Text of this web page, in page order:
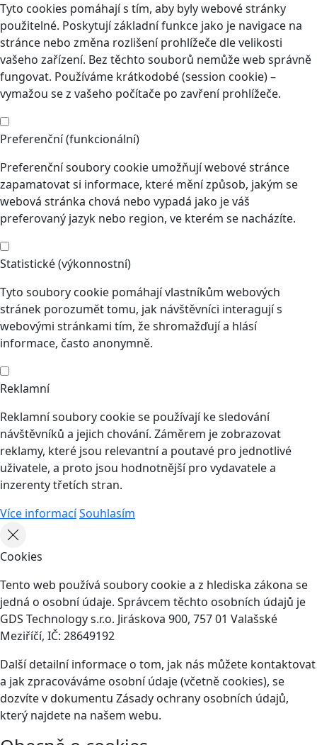
Tyto cookies pomáhají s tím, aby byly webové stránky
použitelné. Poskytují základní funkce jako je navigace na
stránce nebo změna rozlišení prohlížeče dle velikosti
vašeho zařízení. Bez těchto souborů nemůže web správně
fungovat. Používáme krátkodobé (session cookie) –
vymažou se z vašeho počítače po zavření prohlížeče.
Preferenční (funkcionální)
Preferenční soubory cookie umožňují webové stránce
zapamatovat si informace, které mění způsob, jakým se
webová stránka chová nebo vypadá jako je váš
preferovaný jazyk nebo region, ve kterém se nacházíte.
Statistické (výkonnostní)
Tyto soubory cookie pomáhají vlastníkům webových
stránek porozumět tomu, jak návštěvníci interagují s
webovými stránkami tím, že shromažďují a hlásí
informace, často anonymně.
Reklamní
Reklamní soubory cookie se používají ke sledování
návštěvníků a jejich chování. Záměrem je zobrazovat
reklamy, které jsou relevantní a poutavé pro jednotlivé
uživatele, a proto jsou hodnotnější pro vydavatele a
inzerenty třetích stran.
Více informacíSouhlasím
Cookies
Tento web používá soubory cookie a z hlediska zákona se
jedná o osobní údaje. Správcem těchto osobních údajů je
GDS Technology s.r.o. Jiráskova 900, 757 01 Valašské
Meziříčí, IČ: 28649192
Další detailní informace o tom, jak nás můžete kontaktovat
a jak zpracováváme osobní údaje (včetně cookies), se
dozvíte v dokumentu Zásady ochrany osobních údajů,
který najdete na našem webu.